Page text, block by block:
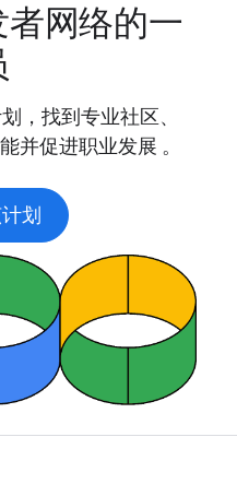
网络的一
，找到专业社区、
并促进职业发展 。
划